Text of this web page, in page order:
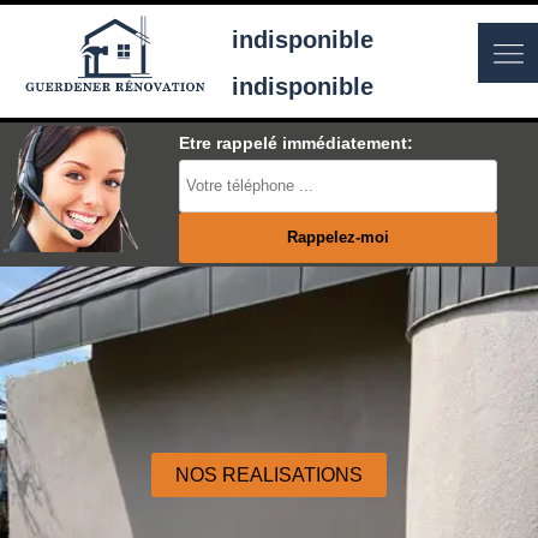
indisponible
indisponible
Etre rappelé immédiatement:
NOS REALISATIONS